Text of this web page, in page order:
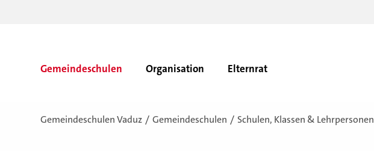
Gemeindeschulen Organisation Elternrat
Gemeindeschulen Vaduz Gemeindeschulen Schulen, Klassen & Lehrpersonen